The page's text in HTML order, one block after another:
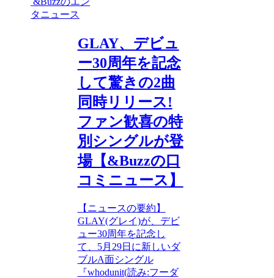
タニュース
GLAY、デビュ
ー30周年を記念
して驚きの2曲
同時リリース!
ファン歓喜の特
別シングルが登
場【&Buzzの口
コミニュース】
【ニュースの要約】
GLAY(グレイ)が、デビ
ュー30周年を記念し
て、5月29日に新しいダ
ブルA面シングル
『whodunit(読み:フーダ